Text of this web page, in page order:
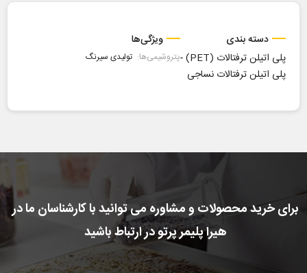
دسته بندی
پلی اتیلن ترفتالات (PET)
-
پلی اتیلن ترفتالات نساجی
ویژگی‌ها
پتروشیمی‌ها: تولیدی سیرنگ
برای خرید محصولات و مشاوره می توانید با کارشناسان ما در
هیرا پلیمر پرتو در ارتباط باشید